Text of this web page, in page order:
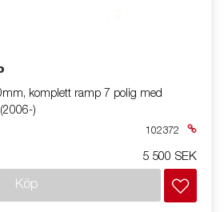
komplett ramp 7 polig med
)
102372
5 500 SEK
Köp